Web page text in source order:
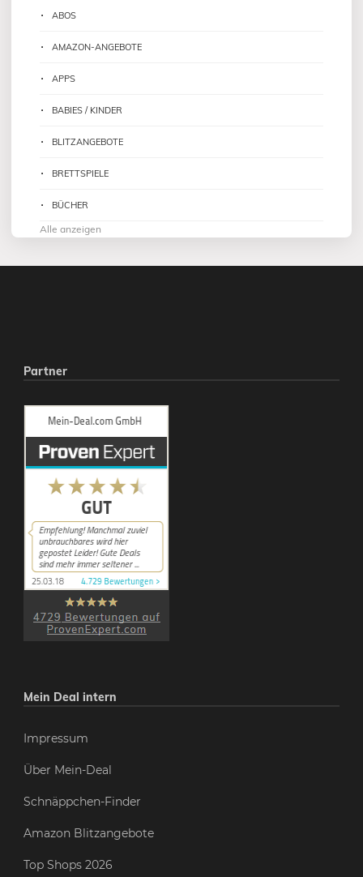
ABOS
AMAZON-ANGEBOTE
APPS
BABIES / KINDER
BLITZANGEBOTE
BRETTSPIELE
BÜCHER
Alle anzeigen
Partner
Mein Deal intern
Impressum
Über Mein-Deal
Schnäppchen-Finder
Amazon Blitzangebote
Top Shops 2026